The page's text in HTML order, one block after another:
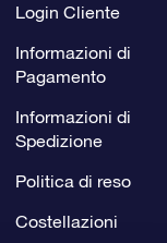
Login Cliente
Informazioni di
Pagamento
Informazioni di
Spedizione
Politica di reso
Costellazioni